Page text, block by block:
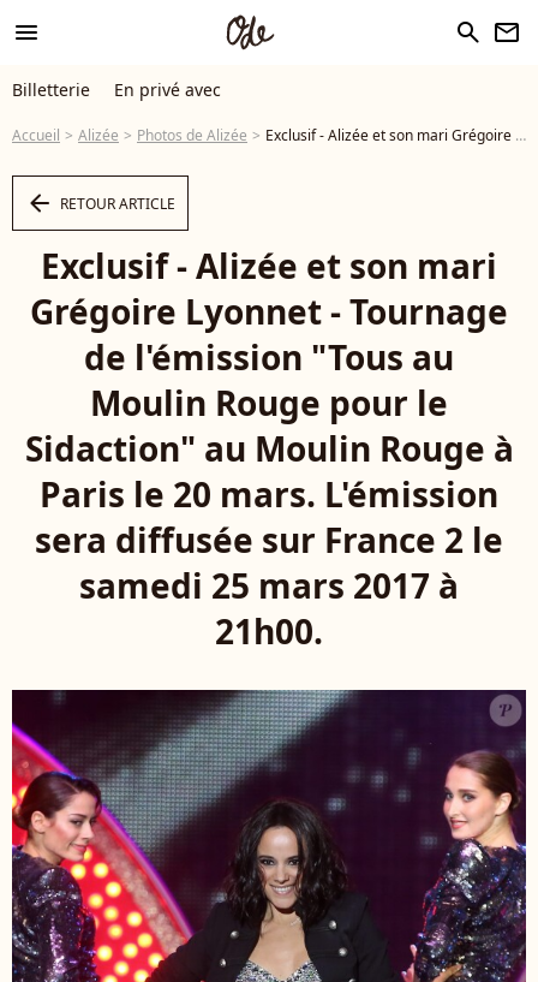
menu search newsletter
Billetterie En privé avec
Accueil Alizée Photos de Alizée Exclusif - Alizée et son mari Grégoire Lyonnet - Tournage de l'émission "Tous au Moulin Rouge pour le Sidaction" au Moulin Rouge à Paris le 20 mars. L'émission sera diffusée sur France 2 le samedi 25 mars 2017 à 21h00. © Cyril Moreau - Dominique Jacovides / Bestimage - Photo
arrow_left RETOUR ARTICLE
Exclusif - Alizée et son mari
Grégoire Lyonnet - Tournage
de l'émission "Tous au
Moulin Rouge pour le
Sidaction" au Moulin Rouge à
Paris le 20 mars. L'émission
sera diffusée sur France 2 le
samedi 25 mars 2017 à
21h00.